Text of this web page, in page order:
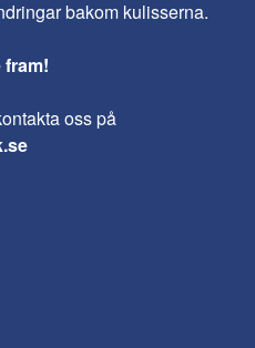
bakom kulisserna.
oss på